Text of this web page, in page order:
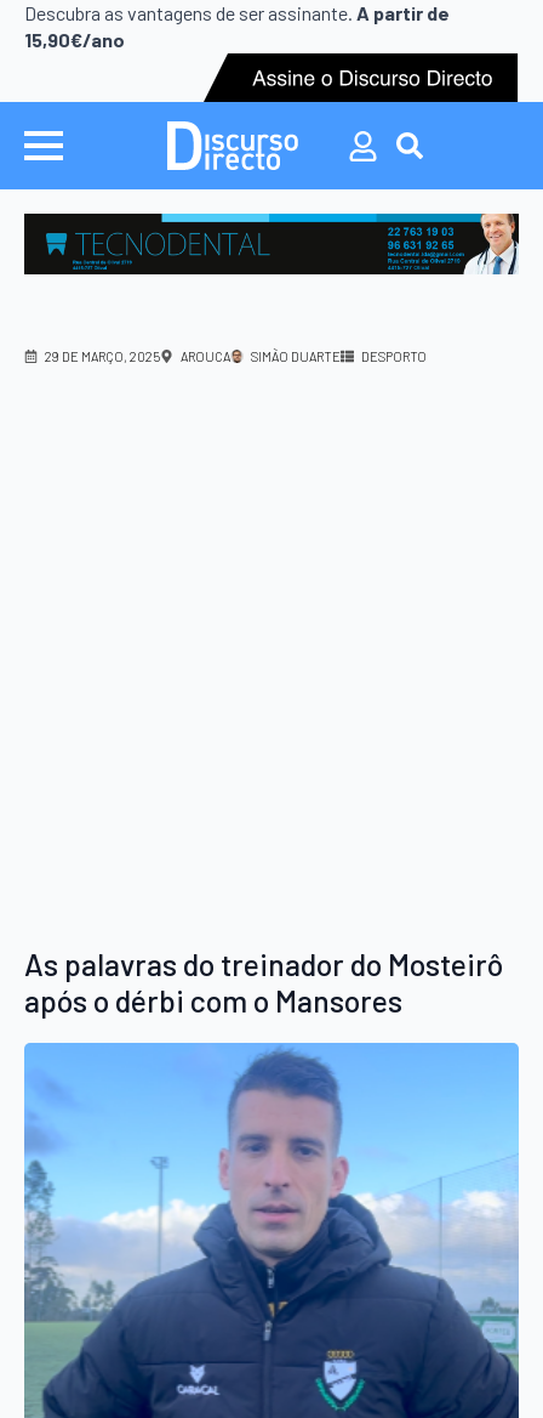
Descubra as vantagens de ser assinante. A partir de
15,90€/ano
Search
for:
Search
29 DE MARÇO, 2025 AROUCA SIMÃO DUARTE DESPORTO
As palavras do treinador do Mosteirô
após o dérbi com o Mansores